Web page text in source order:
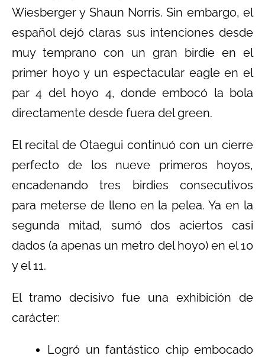
Wiesberger y Shaun Norris. Sin embargo, el
español dejó claras sus intenciones desde
muy temprano con un gran birdie en el
primer hoyo y un espectacular eagle en el
par 4 del hoyo 4, donde embocó la bola
directamente desde fuera del green.
El recital de Otaegui continuó con un cierre
perfecto de los nueve primeros hoyos,
encadenando tres birdies consecutivos
para meterse de lleno en la pelea. Ya en la
segunda mitad, sumó dos aciertos casi
dados (a apenas un metro del hoyo) en el 10
y el 11.
El tramo decisivo fue una exhibición de
carácter:
Logró un fantástico chip embocado